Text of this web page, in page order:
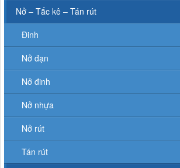
Nở – Tắc kê – Tán rút
Đinh
Nở đạn
Nở đinh
Nở nhựa
Nở rút
Tán rút